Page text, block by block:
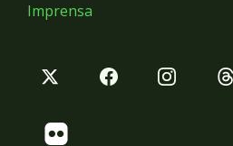
Imprensa